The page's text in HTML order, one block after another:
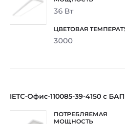
36 Вт
3000
IETC-Офис-110085-39-4150 с